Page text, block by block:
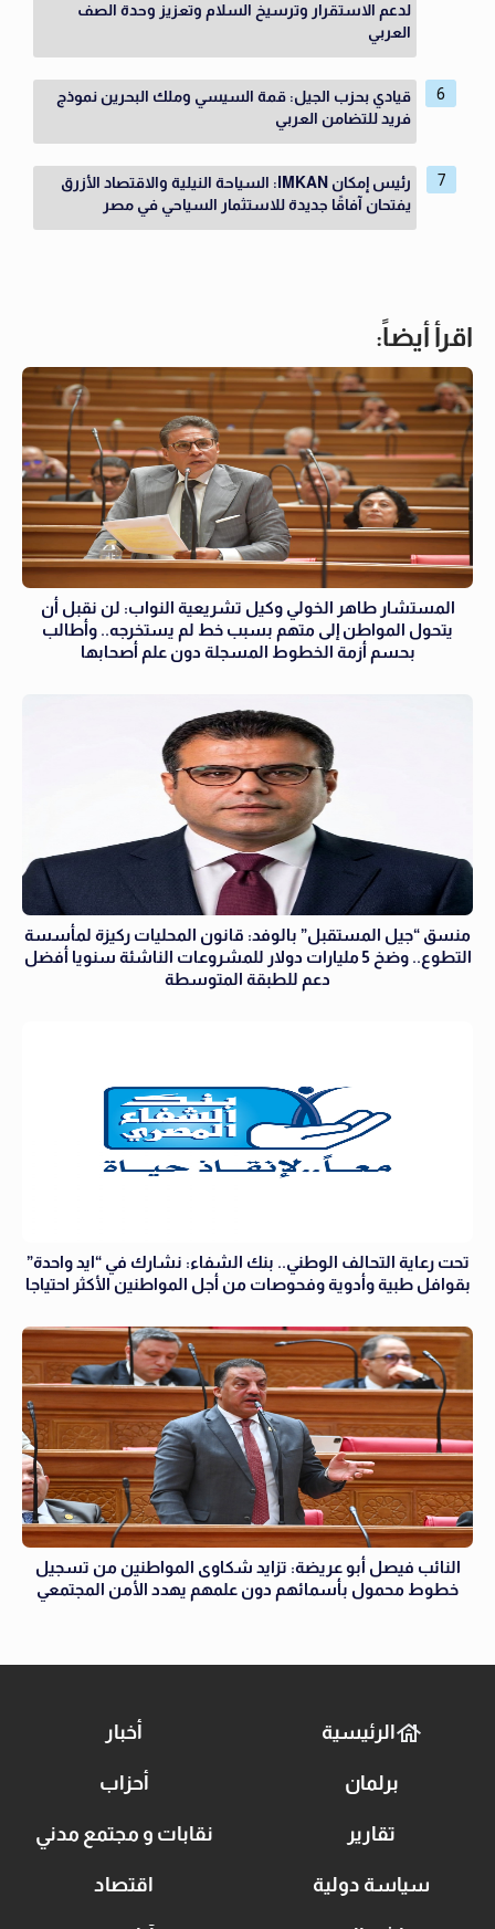
لدعم الاستقرار وترسيخ السلام وتعزيز وحدة الصف
العربي
قيادي بحزب الجيل: قمة السيسي وملك البحرين نموذج
فريد للتضامن العربي
رئيس إمكان IMKAN: السياحة النيلية والاقتصاد الأزرق
يفتحان آفاقًا جديدة للاستثمار السياحي في مصر
اقرأ أيضاً:
المستشار طاهر الخولي وكيل تشريعية النواب: لن نقبل أن
يتحول المواطن إلى متهم بسبب خط لم يستخرجه.. وأطالب
بحسم أزمة الخطوط المسجلة دون علم أصحابها
منسق “جيل المستقبل” بالوفد: قانون المحليات ركيزة لمأسسة
التطوع.. وضخ 5 مليارات دولار للمشروعات الناشئة سنويا أفضل
دعم للطبقة المتوسطة
تحت رعاية التحالف الوطني.. بنك الشفاء: نشارك في “ايد واحدة”
بقوافل طبية وأدوية وفحوصات من أجل المواطنين الأكثر احتياجا
النائب فيصل أبو عريضة: تزايد شكاوى المواطنين من تسجيل
خطوط محمول بأسمائهم دون علمهم يهدد الأمن المجتمعي
الرئيسية أخبار
برلمان أحزاب
تقارير نقابات و مجتمع مدني
سياسة دولية اقتصاد